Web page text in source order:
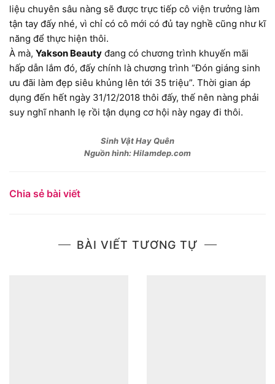
liệu chuyên sâu nàng sẽ được trực tiếp cô viện trưởng làm
tận tay đấy nhé, vì chỉ có cô mới có đủ tay nghề cũng như kĩ
năng để thực hiện thôi.
À mà, Yakson Beauty đang có chương trình khuyến mãi
hấp dẫn lắm đó, đấy chính là chương trình “Đón giáng sinh
ưu đãi làm đẹp siêu khủng lên tới 35 triệu”. Thời gian áp
dụng đến hết ngày 31/12/2018 thôi đấy, thế nên nàng phải
suy nghĩ nhanh lẹ rồi tận dụng cơ hội này ngay đi thôi.
Sinh Vật Hay Quên
Nguồn hình: Hilamdep.com
Chia sẻ bài viết
BÀI VIẾT TƯƠNG TỰ